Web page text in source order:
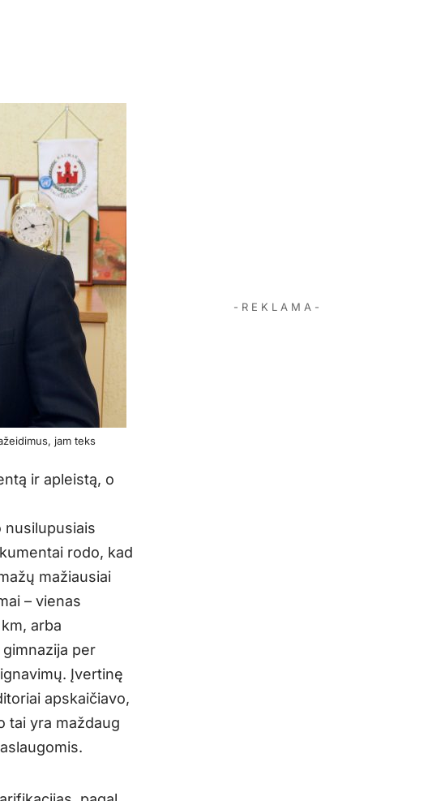
jam teks
ir apleistą, o
nusilupusiais
rodo, kad
mažiausiai
– vienas
arba
per
Įvertinę
apskaičiavo,
tai yra maždaug
- R E K L A M A -